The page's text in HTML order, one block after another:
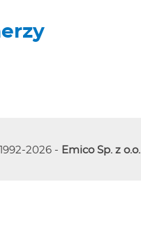
2026 - Emico Sp. z o.o.